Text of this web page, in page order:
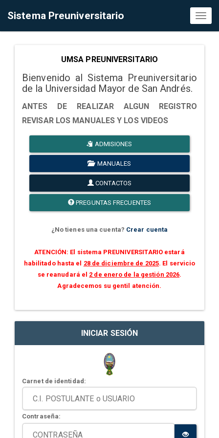
Sistema Preuniversitario
UMSA PREUNIVERSITARIO
Bienvenido al Sistema Preuniversitario
de la Universidad Mayor de San Andrés.
ANTES DE REALIZAR ALGUN REGISTRO
REVISAR LOS MANUALES Y LOS VIDEOS
ADMISIONES
MANUALES
CONTACTOS
PREGUNTAS FRECUENTES
¿No tienes una cuenta? Crear cuenta
ATENCIÓN: El sistema PREUNIVERSITARIO estará
habilitado hasta el 28 de diciembre de 2025. El servicio
se reanudará el 2 de enero de la gestión 2026.
Agradecemos su gentil atención.
INICIAR SESIÓN
Carnet de identidad:
Contraseña: